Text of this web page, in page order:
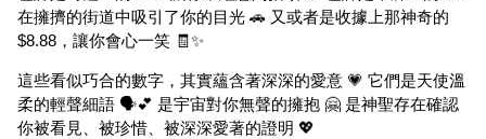
在擁擠的街道中吸引了你的目光 🚗 又或者是收據上那神奇的
$8.88，讓你會心一笑 🧾✨
這些看似巧合的數字，其實蘊含著深深的愛意 💗 它們是天使溫
柔的輕聲細語 🗣️💕 是宇宙對你無聲的擁抱 🤗 是神聖存在確認
你被看見、被珍惜、被深深愛著的證明 💖